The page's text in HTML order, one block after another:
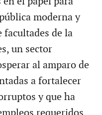
moderna y
facultades de la
un sector
al amparo de
a fortalecer
y que ha